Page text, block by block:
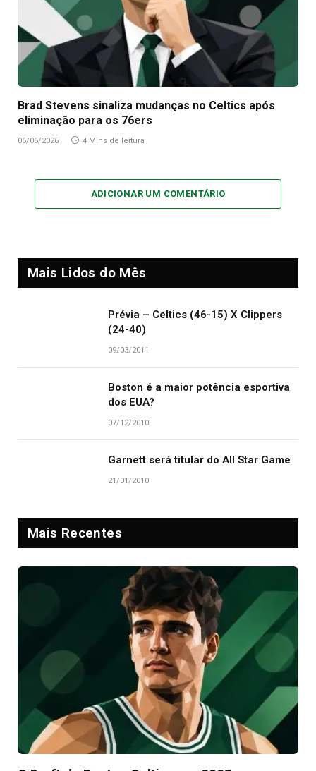
Brad Stevens sinaliza mudanças no Celtics após
eliminação para os 76ers
06/05/2026 4 Mins de leitura
ADICIONAR UM COMENTÁRIO
Mais Lidos do Mês
Prévia – Celtics (46-15) X Clippers
(24-40)
09/03/2011
Boston é a maior potência esportiva
dos EUA?
07/12/2010
Garnett será titular do All Star Game
21/01/2010
Mais Recentes